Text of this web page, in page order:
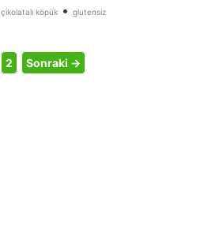
çikolatalı köpük • glutensiz
2 Sonraki →